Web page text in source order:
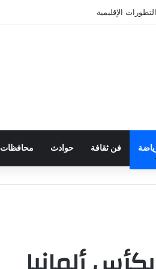
الإقليمية
فن ثقافة حوادث محافظات